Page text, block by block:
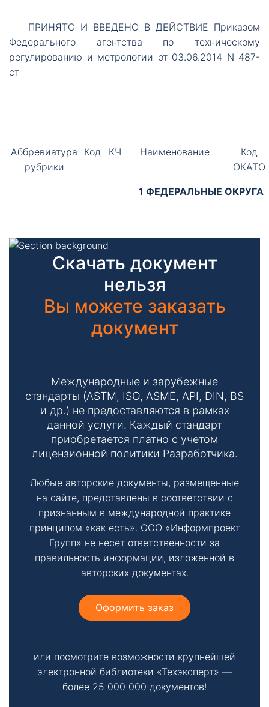
ПРИНЯТО И ВВЕДЕНО В ДЕЙСТВИЕ Приказом
Федерального агентства по техническому
регулированию и метрологии от 03.06.2014 N 487-
ст
Аббревиатура
рубрики
Код КЧ Наименование
Код
ОКАТО
1 ФЕДЕРАЛЬНЫЕ ОКРУГА
Скачать документ
нельзя
Вы можете заказать
документ
Международные и зарубежные
стандарты (ASTM, ISO, ASME, API, DIN, BS
и др.) не предоставляются в рамках
данной услуги. Каждый стандарт
приобретается платно с учетом
лицензионной политики Разработчика.
Любые авторские документы, размещенные
на сайте, представлены в соответствии с
признанным в международной практике
принципом «как есть». ООО «Информпроект
Групп» не несет ответственности за
правильность информации, изложенной в
авторских документах.
Оформить заказ
или посмотрите возможности крупнейшей
электронной библиотеки «Техэксперт» —
более 25 000 000 документов!